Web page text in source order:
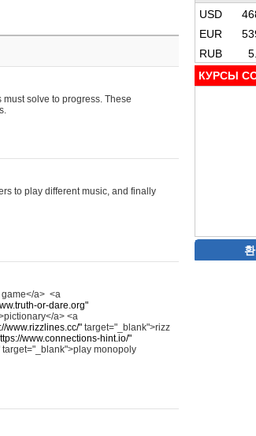
solve to progress. These
to play different music, and finally
game</a> <a
or-dare.org"
a> <a
www.rizzlines.cc/" target="_blank">rizz
www.connections-hint.io/"
target="_blank">play monopoly
КУРСЫ